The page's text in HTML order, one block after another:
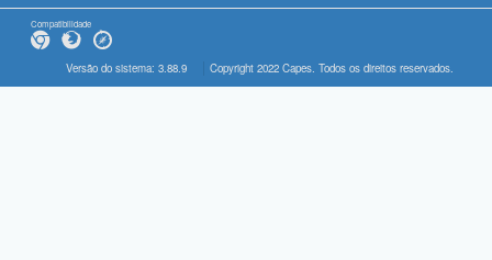
Compatibilidade
Versão do sistema: 3.88.9 Copyright 2022 Capes. Todos os direitos reservados.